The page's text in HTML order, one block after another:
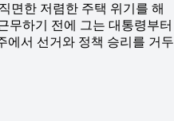
면한 저렴한 주택 위기를 해
무하기 전에 그는 대통령부터
에서 선거와 정책 승리를 거두